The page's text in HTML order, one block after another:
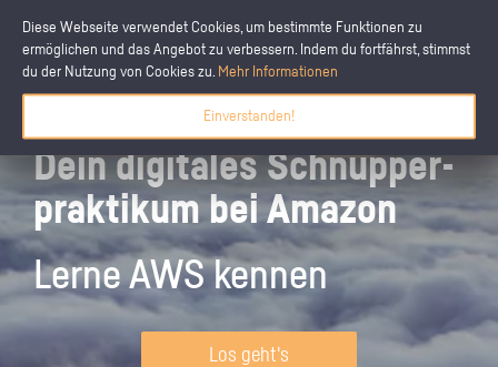
Diese Webseite verwendet Cookies, um bestimmte Funktionen zu
ermöglichen und das Angebot zu verbessern. Indem du fortfährst, stimmst
du der Nutzung von Cookies zu. Mehr Informationen
Einverstanden!
Dein digitales Schnupper­
praktikum bei Amazon
Lerne AWS kennen
Los geht's